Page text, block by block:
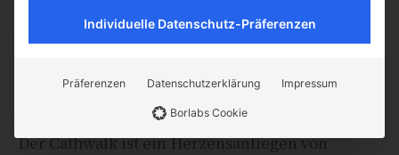
CATHWALK.DE
Der Cathwalk ist ein Herzensanliegen von
akzeptiert werden, ist für den Zugriff auf diese Inhalte keine
Individuelle Datenschutz-Präferenzen
Präferenzen Datenschutzerklärung Impressum
Borlabs Cookie